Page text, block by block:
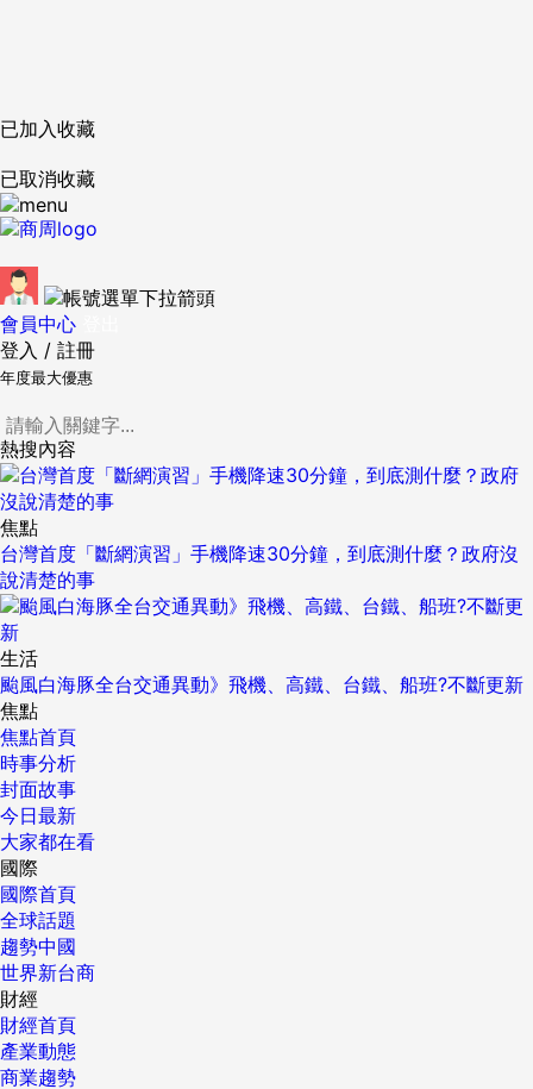
已加入收藏
已取消收藏
會員中心
登入 / 註冊
年度最大優惠
熱搜內容
焦點
台灣首度「斷網演習」手機降速30分鐘，到底測什麼？政府沒
說清楚的事
生活
颱風白海豚全台交通異動》飛機、高鐵、台鐵、船班?不斷更新
焦點
焦點首頁
時事分析
封面故事
今日最新
大家都在看
國際
國際首頁
全球話題
趨勢中國
世界新台商
財經
財經首頁
產業動態
商業趨勢